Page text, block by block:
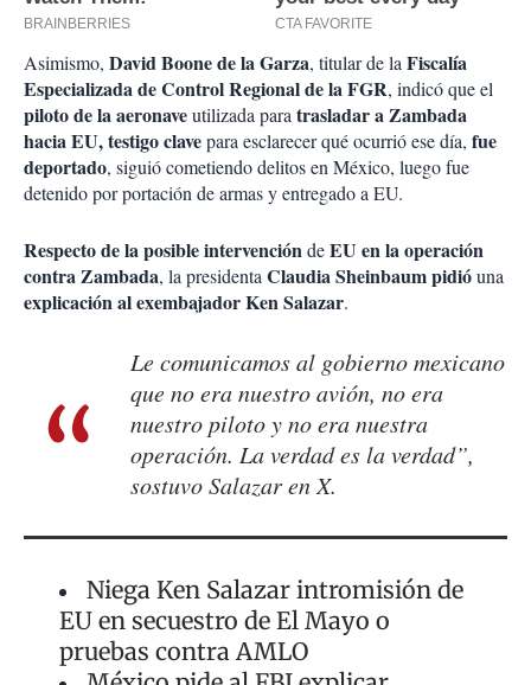
Asimismo, David Boone de la Garza, titular de laFiscalía
Especializada de Control Regional de la FGR, indicó que el
piloto de la aeronaveutilizada paratrasladar a Zambada
hacia EU, testigo clavepara esclarecer qué ocurrió ese día, fue
deportado, siguió cometiendo delitos en México, luego fue
detenido por portación de armas y entregado a EU.
Respecto de la posible intervencióndeEU en la operación
contra Zambada, la presidentaClaudia Sheinbaum pidióuna
explicación al exembajador Ken Salazar.
Le comunicamos al gobierno mexicano
que no era nuestro avión, no era
nuestro piloto y no era nuestra
operación. La verdad es la verdad”,
sostuvo Salazar en X.
Niega Ken Salazar intromisión de
EU en secuestro de El Mayo o
pruebas contra AMLO